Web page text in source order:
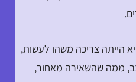
הייתה צריכה משהו לעשות,
ממה שהשאירה מאחור,